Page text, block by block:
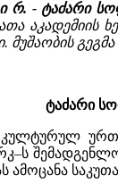
რ. - ტაძარი
აკადემიის
მუშაობის
ტაძარი
კულტურულ
ამოცანა